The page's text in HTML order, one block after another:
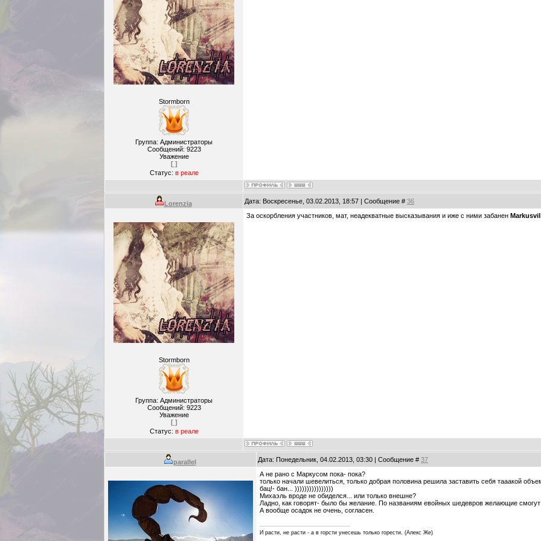
Stormborn
Группа: Администраторы
Сообщений: 9223
Уважение
[ ]
Статус: в реале
Lorenzia Дата: Воскресенье, 03.02.2013, 18:57 | Сообщение # 36
Stormborn
Группа: Администраторы
Сообщений: 9223
Уважение
[ ]
Статус: в реале
За оскорбления участников, мат, неадекватные высказывания и иже с ними забанен
parallel Дата: Понедельник, 04.02.2013, 03:30 | Сообщение # 37
А не рано с Маркусом пока- пока?
только начали шевелиться, только добрая половина решила заставить себя тааакой
бац!- бан... ))))))))))))))))
Михаэль вроде не обиделся... или только внешне?
Ладно, как говорят- было бы желание. По названиям евойных шедевров желающие
А вообще осадок не очень, согласен.
И расти, нe расти - а в горсти унесешь только горести. (Алекс Же)